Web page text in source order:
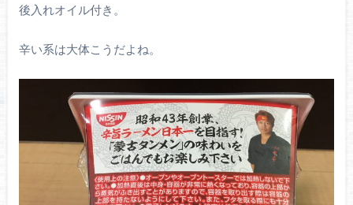
後入れオイル付き。
辛い系は大体こうだよね。